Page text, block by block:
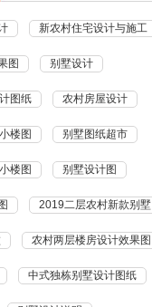
新农村住宅设计与施工
图 别墅设计
图纸 农村房屋设计
楼图 别墅图纸超市
楼图 别墅设计图
2019二层农村新款别墅
农村两层楼房设计效果图
中式独栋别墅设计图纸